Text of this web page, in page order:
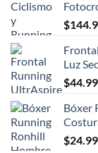
$
Luz
$
Bóxer
$